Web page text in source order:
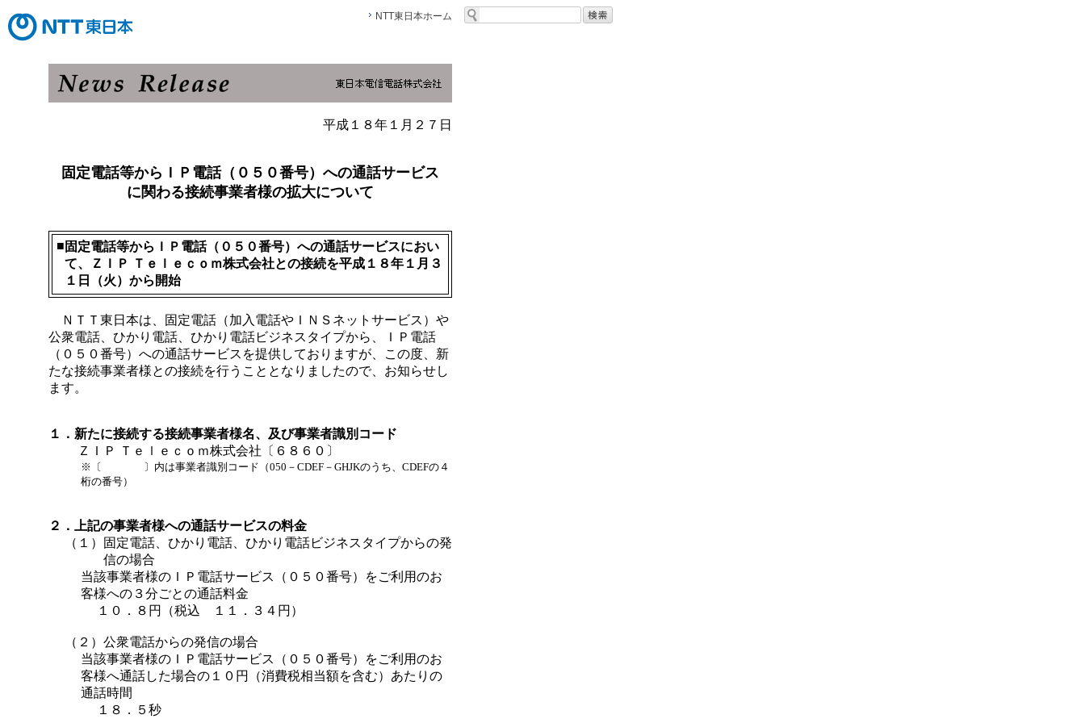
NTT東日本ホーム
平成１８年１月２７日
固定電話等からＩＰ電話（０５０番号）への通話サービス
に関わる接続事業者様の拡大について
■ 固定電話等からＩＰ電話（０５０番号）への通話サービスにおい
て、ＺＩＰ Ｔｅｌｅｃｏｍ株式会社との接続を平成１８年１月３
１日（火）から開始
ＮＴＴ東日本は、固定電話（加入電話やＩＮＳネットサービス）や
公衆電話、ひかり電話、ひかり電話ビジネスタイプから、ＩＰ電話
（０５０番号）への通話サービスを提供しておりますが、この度、新
たな接続事業者様との接続を行うこととなりましたので、お知らせし
ます。
１．新たに接続する接続事業者様名、及び事業者識別コード
ＺＩＰ Ｔｅｌｅｃｏｍ株式会社〔６８６０〕
※〔 〕内は事業者識別コード（050－CDEF－GHJKのうち、CDEFの４
桁の番号）
２．上記の事業者様への通話サービスの料金
（１）
固定電話、ひかり電話、ひかり電話ビジネスタイプからの発
信の場合
当該事業者様のＩＰ電話サービス（０５０番号）をご利用のお
客様への３分ごとの通話料金
１０．８円（税込 １１．３４円）
（２）公衆電話からの発信の場合
当該事業者様のＩＰ電話サービス（０５０番号）をご利用のお
客様へ通話した場合の１０円（消費税相当額を含む）あたりの
通話時間
１８．５秒